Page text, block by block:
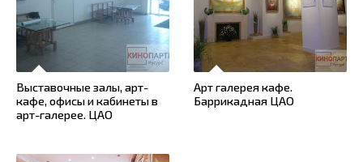
Выставочные залы, арт-
кафе, офисы и кабинеты в
арт-галерее. ЦАО
Арт галерея кафе.
Баррикадная ЦАО